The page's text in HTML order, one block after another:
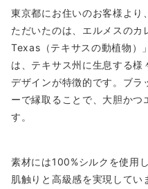
東京都にお住いのお客様より
ただいたのは、エルメスの
Texas（テキサスの動植物）
は、テキサス州に生息する
デザインが特徴的です。ブラ
ーで縁取ることで、大胆かつ
す。
素材には100%シルクを使用
肌触りと高級感を実現してい